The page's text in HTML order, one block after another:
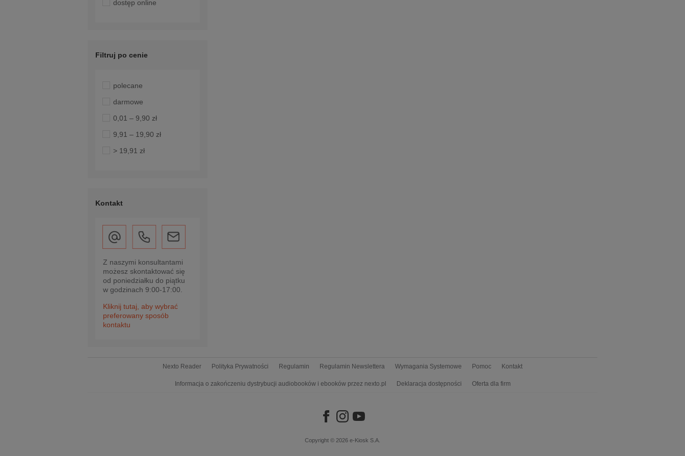
dostęp online
Filtruj po cenie
polecane
darmowe
0,01 – 9,90 zł
9,91 – 19,90 zł
> 19,91 zł
Kontakt
Z naszymi konsultantami
możesz skontaktować się
od poniedziałku do piątku
w godzinach 9:00-17:00.
Kliknij tutaj, aby wybrać
preferowany sposób
kontaktu
Nexto Reader Polityka Prywatności Regulamin Regulamin Newslettera Wymagania Systemowe Pomoc Kontakt
Informacja o zakończeniu dystrybucji audiobooków i ebooków przez nexto.pl Deklaracja dostępności Oferta dla firm
Copyright © 2026 e-Kiosk S.A.